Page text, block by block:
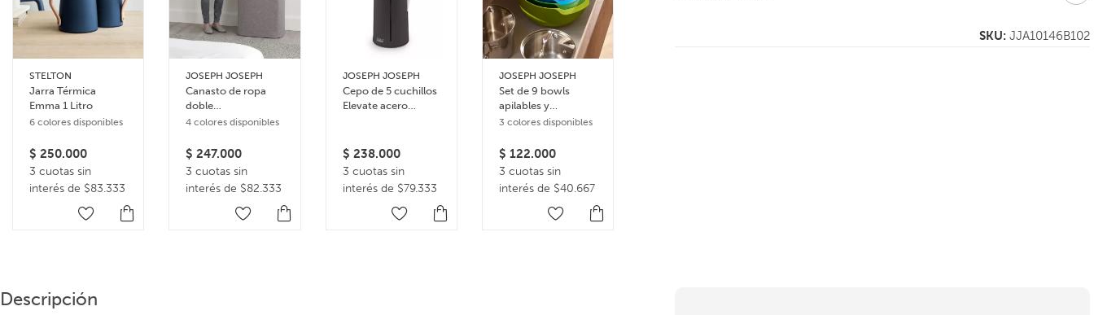
STELTON
Jarra Térmica
Emma 1 Litro
6 colores disponibles
$ 250.000
3 cuotas sin
interés de $83.333
JOSEPH JOSEPH
Canasto de ropa
doble
compartimiento 90
4 colores disponibles
$ 247.000
3 cuotas sin
interés de $82.333
JOSEPH JOSEPH
Cepo de 5 cuchillos
Elevate acero
$ 238.000
3 cuotas sin
interés de $79.333
JOSEPH JOSEPH
Set de 9 bowls
apilables y
accesorios de
Multicolor
3 colores disponibles
$ 122.000
3 cuotas sin
interés de $40.667
SKU: JJA10146B102
Descripción